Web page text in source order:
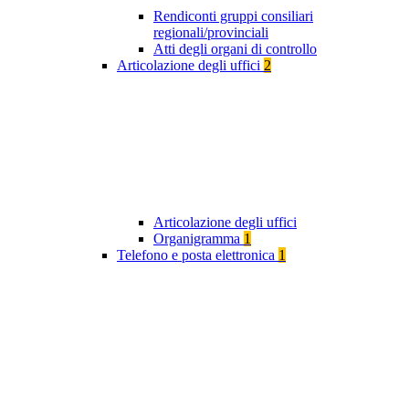
Rendiconti gruppi consiliari
regionali/provinciali
Atti degli organi di controllo
Articolazione degli uffici 2
Articolazione degli uffici
Organigramma 1
Telefono e posta elettronica 1